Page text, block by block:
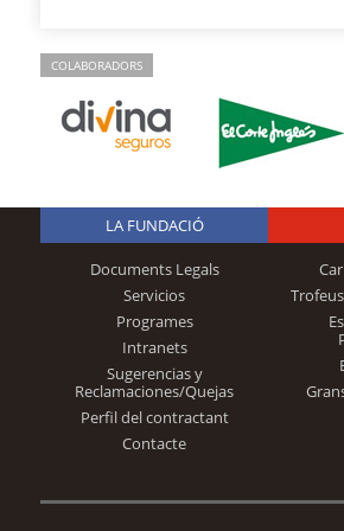
COLABORADORS
LA FUNDACIÓ
Documents Legals
Servicios
Programes
Intranets
Sugerencias y
Reclamaciones/Quejas
Perfil del contractant
Contacte